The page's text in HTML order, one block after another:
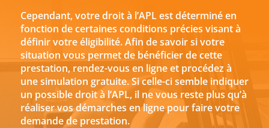
Cependant, votre droit à l’APL est déterminé en
fonction de certaines conditions précies visant à
définir votre éligibilité. Afin de savoir si votre
situation vous permet de bénéficier de cette
prestation, rendez-vous en ligne et procédez à
une simulation gratuite. Si celle-ci semble indiquer
un possible droit à l’APL, il ne vous reste plus qu’à
réaliser vos démarches en ligne pour faire votre
demande de prestation.